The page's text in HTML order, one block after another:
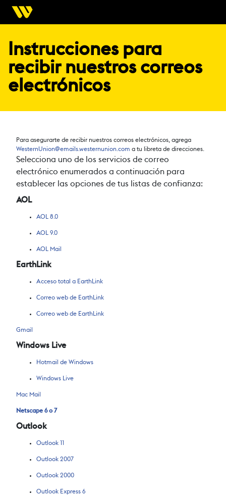
Instrucciones para
recibir nuestros correos
electrónicos
Para asegurarte de recibir nuestros correos electrónicos, agrega
WesternUnion@emails.westernunion.com a tu libreta de direcciones.
Selecciona uno de los servicios de correo
electrónico enumerados a continuación para
establecer las opciones de tus listas de confianza:
AOL
AOL 8.0
AOL 9.0
AOL Mail
EarthLink
Acceso total a EarthLink
Correo web de EarthLink
Correo web de EarthLink
Gmail
Windows Live
Hotmail de Windows
Windows Live
Mac Mail
Netscape 6 o 7
Outlook
Outlook 11
Outlook 2007
Outlook 2000
Outlook Express 6